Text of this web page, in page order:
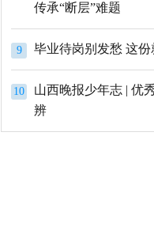
传承“断层”难题
9 毕业待
10
山西晚报少年志 | 优
辨